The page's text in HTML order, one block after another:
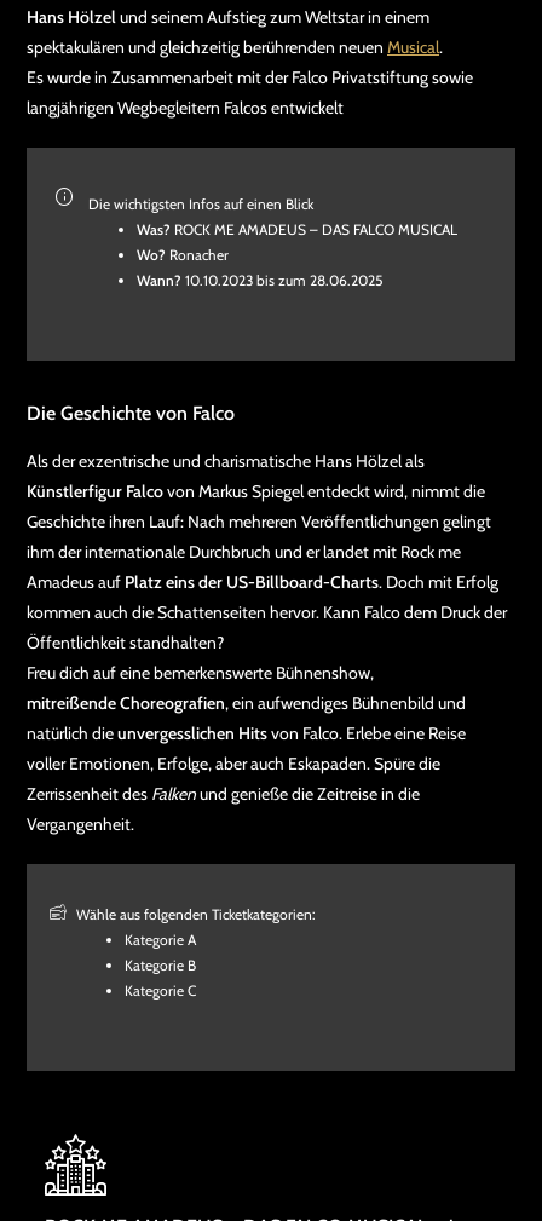
Hans Hölzelund seinem Aufstieg zum Weltstar in einem
spektakulären und gleichzeitig berührenden neuen Musical.
Es wurde in Zusammenarbeit mit der Falco Privatstiftung sowie
langjährigen Wegbegleitern Falcos entwickelt
Die wichtigsten Infos auf einen Blick
Was? ROCK ME AMADEUS – DAS FALCO MUSICAL
Wo? Ronacher
Wann? 10.10.2023 bis zum 28.06.2025
Die Geschichte von Falco
Als der exzentrische und charismatische Hans Hölzel als
Künstlerfigur Falcovon Markus Spiegel entdeckt wird, nimmt die
Geschichte ihren Lauf: Nach mehreren Veröffentlichungen gelingt
ihm der internationale Durchbruch und er landet mit Rock me
Amadeus auf Platz eins der US-Billboard-Charts. Doch mit Erfolg
kommen auch die Schattenseiten hervor. Kann Falco dem Druck der
Öffentlichkeit standhalten?
Freu dich auf eine bemerkenswerte Bühnenshow,
mitreißende Choreografien, ein aufwendiges Bühnenbild und
natürlich dieunvergesslichen Hitsvon Falco. Erlebe eine Reise
voller Emotionen, Erfolge, aber auch Eskapaden. Spüre die
Zerrissenheit des Falkenund genieße die Zeitreise in die
Vergangenheit.
Wähle aus folgenden Ticketkategorien:
Kategorie A
Kategorie B
Kategorie C